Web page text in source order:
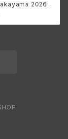
2026-
ファンクラブ